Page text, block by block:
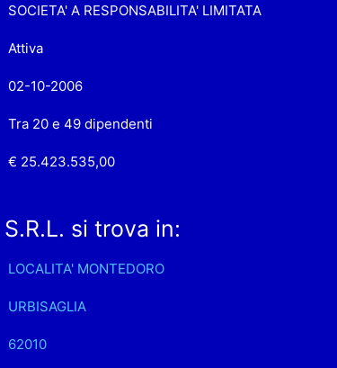
SOCIETA' A RESPONSABILITA' LIMITATA
Attiva
02-10-2006
Tra 20 e 49 dipendenti
€ 25.423.535,00
si trova in:
LOCALITA' MONTEDORO
URBISAGLIA
62010